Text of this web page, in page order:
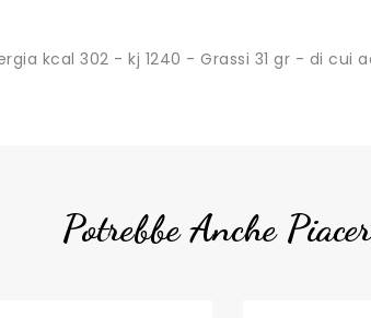
kcal 302 - kj 1240 - Grassi 31 gr - di
Potrebbe Anche